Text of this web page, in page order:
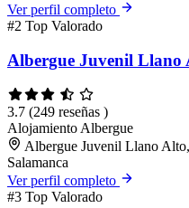
Ver perfil completo
#2 Top Valorado
Albergue Juvenil Llano
3.7 (249 reseñas )
Alojamiento Albergue
Albergue Juvenil Llano
Salamanca
Ver perfil completo
#3 Top Valorado